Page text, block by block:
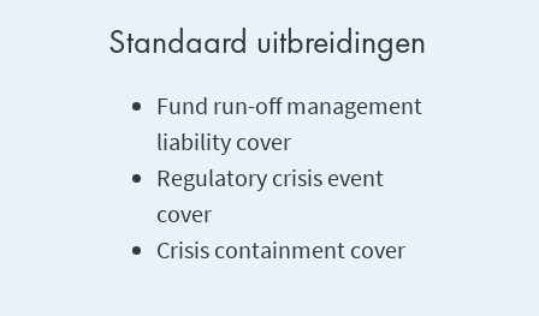
Standaard uitbreidingen
Fund run-off management
liability cover
Regulatory crisis event
cover
Crisis containment cover